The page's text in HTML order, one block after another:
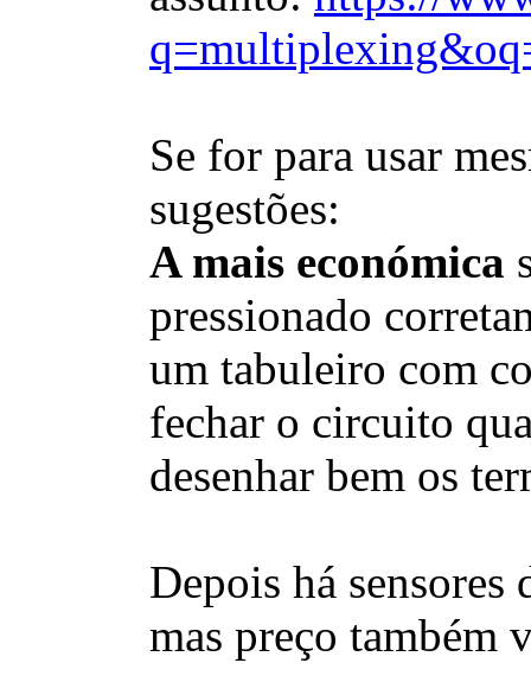
Se for para usar
sugestões:
A mais económica
pressionado
um tabuleiro com
fechar o circuito
desenhar bem os
Depois há
mas preço também